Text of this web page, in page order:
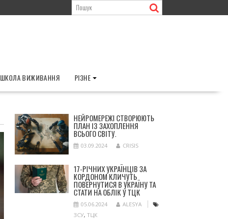
ШКОЛА ВИЖИВАННЯ РІЗНЕ
НЕЙРОМЕРЕЖІ СТВОРЮЮТЬ
ПЛАН ІЗ ЗАХОПЛЕННЯ
ВСЬОГО СВІТУ.
03.09.2024 CRISIS
17-РІЧНИХ УКРАЇНЦІВ ЗА
КОРДОНОМ КЛИЧУТЬ
ПОВЕРНУТИСЯ В УКРАЇНУ ТА
СТАТИ НА ОБЛІК У ТЦК
05.06.2024
ALESYA
ЗСУ, ТЦК